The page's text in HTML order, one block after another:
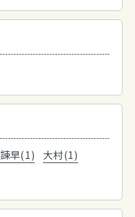
諫早(1)
大村(1)